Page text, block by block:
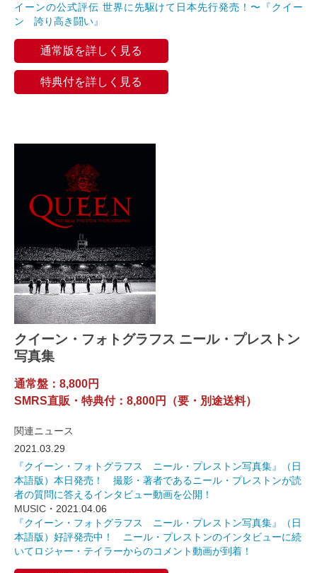
イーンの公式評伝 世界に先駆けて日本先行発売！〜『クイー
ン 誇り高き闘い』
通常版を詳しく見る
特典付を詳しく見る
クイーン・フォトグラフス ニール・プレストン
写真集
通常盤：8,800円
SMRS直販・特典付：8,800円（要・別途送料）
関連ニュース
2021.03.29
『クイーン・フォトグラフス ニール・プレストン写真集』（日
本語版）本日発売！ 撮影・著者であるニール・プレストンが読
者の質問に答えるインタビュー動画を公開！
MUSIC ・2021.04.06
『クイーン・フォトグラフス ニール・プレストン写真集』（日
本語版）好評発売中！ ニール・プレストンのインタビューに続
いてロジャー・テイラーからのコメント動画が到着！